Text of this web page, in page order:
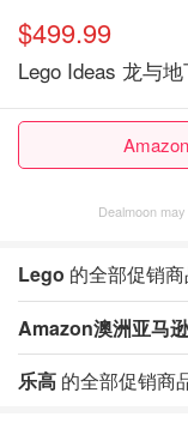
$499.99
Lego Ideas 龙与
Dealmoon
Lego 的全部促销
Amazon澳洲亚马逊
乐高 的全部促销商